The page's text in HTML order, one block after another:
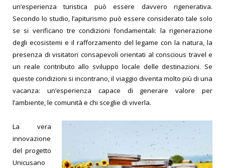
un’esperienza turistica può essere davvero rigenerativa.
Secondo lo studio, l’apiturismo può essere considerato tale solo
se si verificano tre condizioni fondamentali: la rigenerazione
degli ecosistemi e il rafforzamento del legame con la natura, la
presenza di visitatori consapevoli orientati al conscious travel e
un reale contributo allo sviluppo locale delle destinazioni. Se
queste condizioni si incontrano, il viaggio diventa molto più di una
vacanza: un’esperienza capace di generare valore per
l’ambiente, le comunità e chi sceglie di viverla.
La vera
innovazione
del progetto
Unicusano